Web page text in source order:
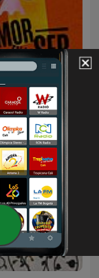
la Cadena SER